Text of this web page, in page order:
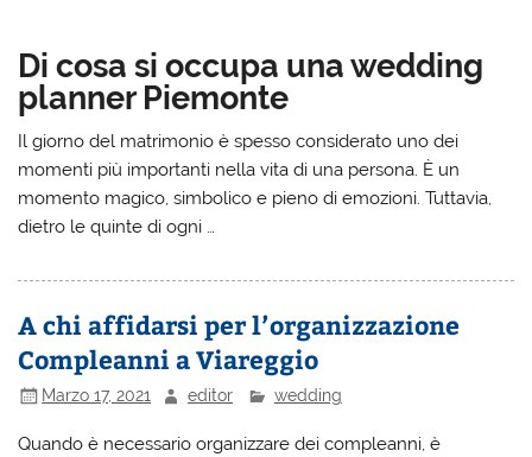
Di cosa si occupa una wedding
planner Piemonte
Il giorno del matrimonio è spesso considerato uno dei
momenti più importanti nella vita di una persona. È un
momento magico, simbolico e pieno di emozioni. Tuttavia,
dietro le quinte di ogni …
A chi affidarsi per l’organizzazione
Compleanni a Viareggio
Marzo 17, 2021 editor wedding
Quando è necessario organizzare dei compleanni, è